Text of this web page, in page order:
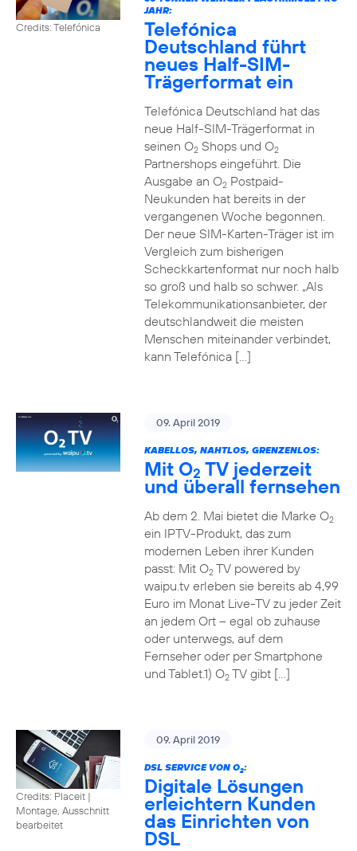
Credits: Telefónica
JAHR:
Telefónica
Deutschland führt
neues Half-SIM-
Trägerformat ein
Telefónica Deutschland hat das
neue Half-SIM-Trägerformat in
seinen O2Shops und O2
Partnershops eingeführt. Die
Ausgabe an O2Postpaid-
Neukunden hat bereits in der
vergangenen Woche begonnen.
Der neue SIM-Karten-Träger ist im
Vergleich zum bisherigen
Scheckkartenformat nur noch halb
so groß und halb so schwer. „Als
Telekommunikationsanbieter, der
deutschlandweit die meisten
Menschen miteinander verbindet,
kann Telefónica […]
09. April 2019
KABELLOS, NAHTLOS, GRENZENLOS:
Mit O2 TV jederzeit
und überall fernsehen
Ab dem 2. Mai bietet die Marke O2
ein IPTV-Produkt, das zum
modernen Leben ihrer Kunden
passt: Mit O2TV powered by
waipu.tv erleben sie bereits ab 4,99
Euro im Monat Live-TV zu jeder Zeit
an jedem Ort – egal ob zuhause
oder unterwegs, auf dem
Fernseher oder per Smartphone
und Tablet.1) O2TV gibt […]
Credits: Placeit |
Montage, Ausschnitt
bearbeitet
09. April 2019
DSL SERVICE VON O2:
Digitale Lösungen
erleichtern Kunden
das Einrichten von
DSL